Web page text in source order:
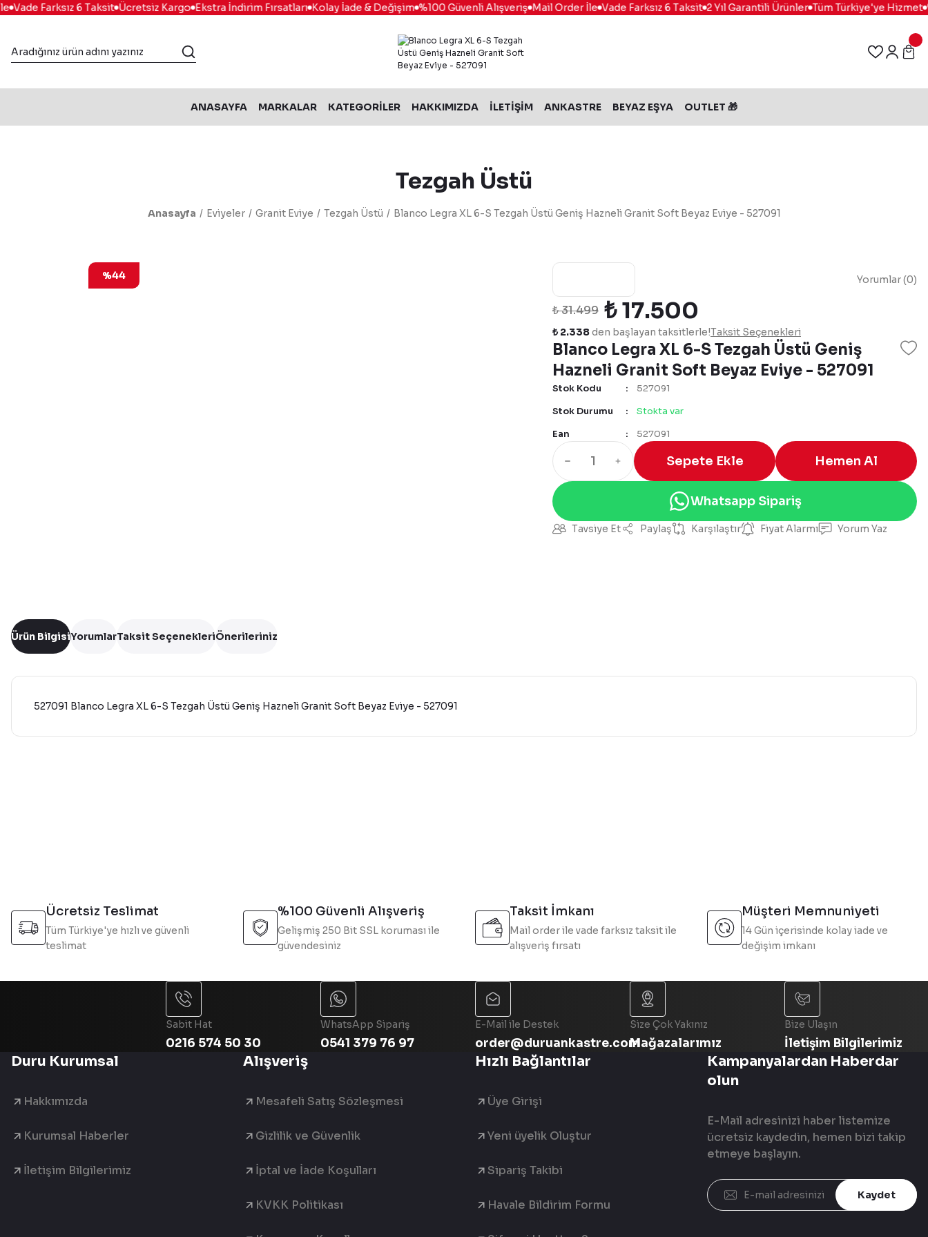
Vade Farksız 6 Taksit Ücretsiz Kargo Ekstra İndirim Fırsatları Kolay İade & Değişim %100 Güvenli Alışveriş Mail Order İle Vade Farksız 6 Taksit 2 Yıl Garantili Ürünler Tüm Türkiye'ye Hizmet
ANASAYFA MARKALAR KATEGORİLER HAKKIMIZDA İLETİŞİM ANKASTRE BEYAZ EŞYA OUTLET 🎁
Tezgah Üstü
Anasayfa Eviyeler Granit Eviye Tezgah Üstü Blanco Legra XL 6-S Tezgah Üstü Geniş Hazneli Granit Soft Beyaz Eviye - 527091
%44 Yorumlar (0)
Blanco Legra XL 6-S Tezgah Üstü Geniş
Hazneli Granit Soft Beyaz Eviye - 527091
₺ 31.499 ₺ 17.500
₺ 2.338den başlayan taksitlerle!Taksit Seçenekleri
Stok Kodu
527091
Stok Durumu
Stokta var
Ean
527091
Sepete Ekle Hemen Al
Whatsapp Sipariş
Tavsiye Et Paylaş Karşılaştır Fiyat Alarmı Yorum Yaz
Ürün BilgisiYorumlarTaksit SeçenekleriÖnerileriniz
527091 Blanco Legra XL 6-S Tezgah Üstü Geniş Hazneli Granit Soft Beyaz Eviye - 527091
Bu ürüne benzer farklı alternatifler olmalı.
Ücretsiz Teslimat
Tüm Türkiye'ye hızlı ve güvenli
teslimat
%100 Güvenli Alışveriş
Gelişmiş 250 Bit SSL koruması ile
güvendesiniz
Taksit İmkanı
Mail order ile vade farksız taksit ile
alışveriş fırsatı
Müşteri Memnuniyeti
14 Gün içerisinde kolay iade ve
değişim imkanı
Sabit Hat
0216 574 50 30
WhatsApp Sipariş
0541 379 76 97
E-Mail ile Destek
order@duruankastre.com
Size Çok Yakınız
Mağazalarımız
Bize Ulaşın
İletişim Bilgilerimiz
Duru Kurumsal
Hakkımızda
Kurumsal Haberler
İletişim Bilgilerimiz
Alışveriş
Mesafeli Satış Sözleşmesi
Gizlilik ve Güvenlik
İptal ve İade Koşulları
KVKK Politikası
Hızlı Bağlantılar
Üye Girişi
Yeni üyelik Oluştur
Sipariş Takibi
Havale Bildirim Formu
Kampanyalardan Haberdar
olun
E-Mail adresinizi haber listemize
ücretsiz kaydedin, hemen bizi takip
etmeye başlayın.
Kaydet